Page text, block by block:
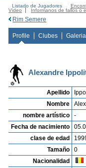
Listado de Jugadores
Video
Informanos de fallos o
Rim Semere
Profile Clubes Galeria
Alexandre
Apellido
Nombre
nombre artístico
-
Fecha de nacimiento
clase de edad
Tamaño
0
Nacionalidad